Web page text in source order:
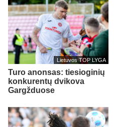
Lietuvos TOP LYGA
Turo anonsas: tiesioginių
konkurentų dvikova
Gargžduose